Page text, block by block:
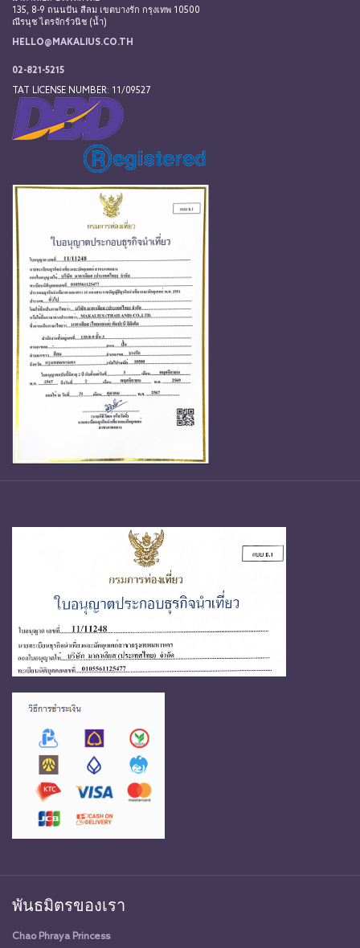
135, 8-9 ถนนปัน สีลม เขตบางรัก กรุงเทพ 10500
ณีรนุช ไตรจักร์วนิช (น้ำ)
HELLO@MAKALIUS.CO.TH
02-821-5215
TAT LICENSE NUMBER: 11/09527
พันธมิตรของเรา
Chao Phraya Princess